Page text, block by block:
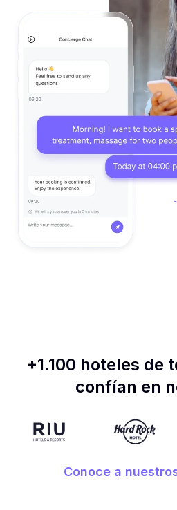
+1.100 hoteles de
confían en
Conoce a